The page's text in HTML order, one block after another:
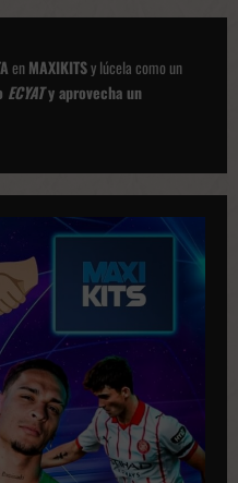
enMAXIKITSy lúcela como un
ECYATy aprovecha un